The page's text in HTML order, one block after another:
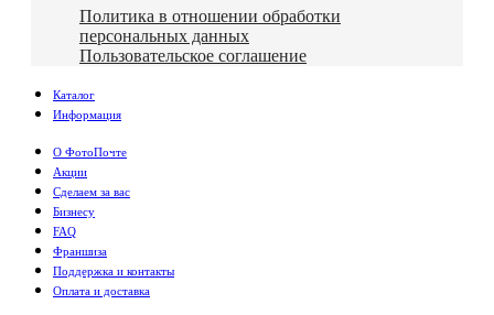
Политика в отношении обработки
персональных данных
Пользовательское соглашение
Каталог
Информация
О ФотоПочте
Акции
Сделаем за вас
Бизнесу
FAQ
Франшиза
Поддержка и контакты
Оплата и доставка